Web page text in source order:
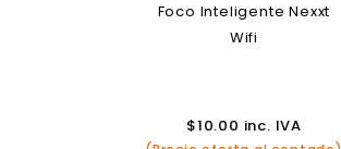
Foco Inteligente Nexxt
Wifi
$10.00 inc. IVA